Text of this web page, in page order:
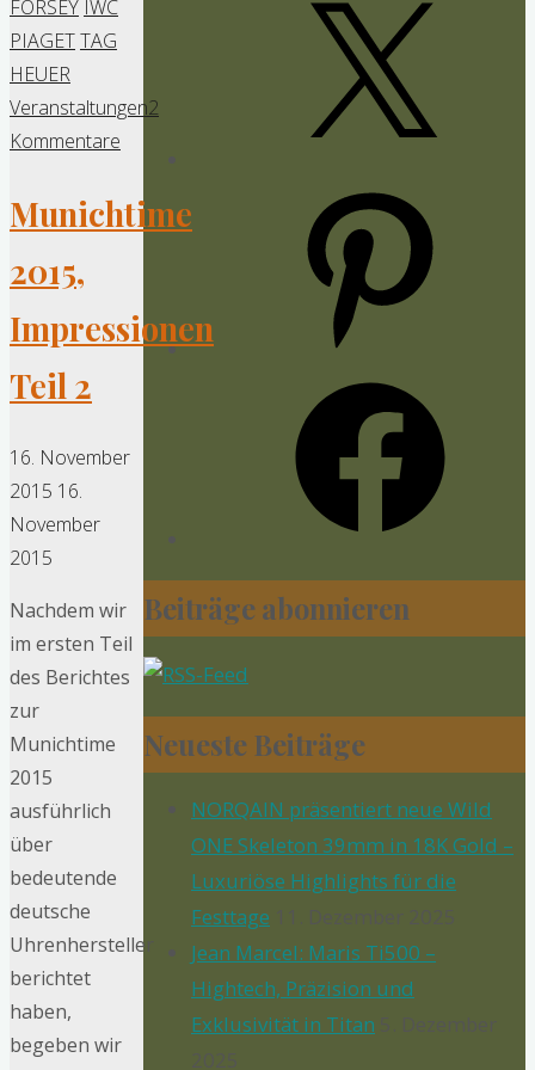
FORSEY IWC
PIAGETTAG
HEUER
Veranstaltungen2
Kommentare
Munichtime
2015,
Impressionen
Teil 2
16. November
2015 16.
November
2015
Nachdem wir
im ersten Teil
des Berichtes
zur
Munichtime
2015
ausführlich
über
bedeutende
deutsche
Uhrenhersteller
berichtet
haben,
begeben wir
Beiträge abonnieren
Neueste Beiträge
NORQAIN präsentiert neue Wild
ONE Skeleton 39mm in 18K Gold –
Luxuriöse Highlights für die
Festtage 11. Dezember 2025
Jean Marcel: Maris Ti500 –
Hightech, Präzision und
Exklusivität in Titan 5. Dezember
2025